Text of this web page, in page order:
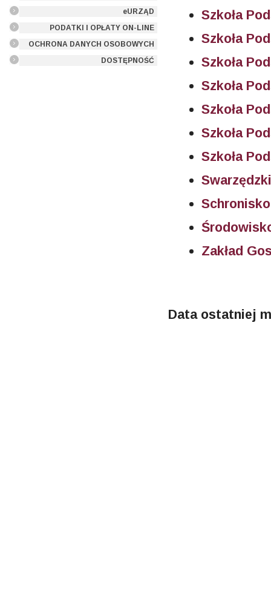
eURZĄD
PODATKI I OPŁATY ON-LINE
OCHRONA DANYCH OSOBOWYCH
DOSTĘPNOŚĆ
Szkoła
Szkoła
Szkoła
Szkoła
Szkoła
Szkoła
Szkoła
Zakład
Data ostatniej